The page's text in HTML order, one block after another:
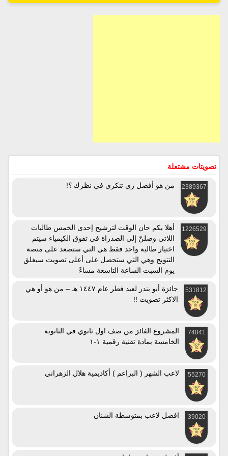
تصويتات مشتعلة
2389367 من هو أفضل زي تنكري في نظرك ؟!
1226529
أهلا بكم حان الوقت لترشيح إحدى الخمس طالبات
اللاتي وصلنّ إلى الصدراة في تفوق الكيمياء سيتم
اختيار طالبة واحد فقط هي التي ستصعد على منصة
التتويج وهي التي ستحصل على أعلى تصويت سيغلق
يوم السبت الساعة التاسعة مساءً
531812
جائزة أبو بندر لعيد فطر عام ١٤٤٧ هـ – من هو أو هي
الاكثر تصويت !!
74041
المشروع الفائز من صف اول ثانوي في الثانوية
الخامسة بمادة تقنية رقمية ١-١
55270 لاعب الشهر ( البراعم ) أكاديمية هلال الزهراني
39020 افضل لاعب بمتوسطة الشنان